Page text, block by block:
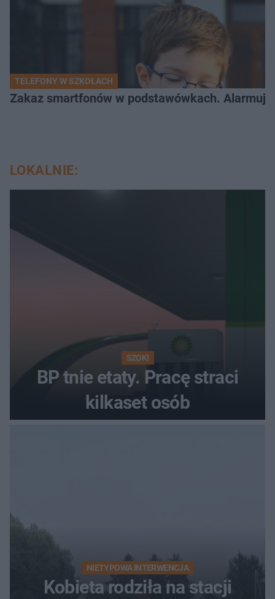
TELEFONY W SZKOŁACH
Zakaz smartfonów w podstawówkach.
LOKALNIE:
SZOK!
BP tnie etaty. Pracę straci
kilkaset osób
NIETYPOWA INTERWENCJA
Kobieta rodziła na stacji